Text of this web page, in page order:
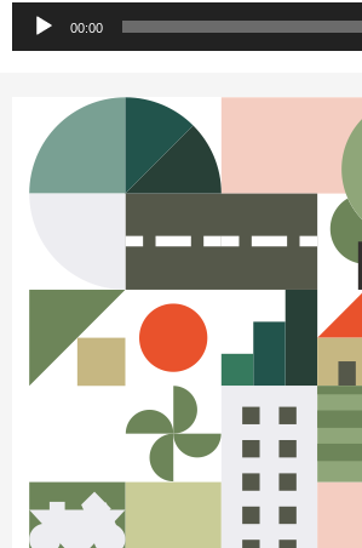
Прегледач
звучних
записа
00:00